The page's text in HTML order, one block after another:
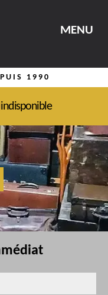
MENU
1990
indisponible